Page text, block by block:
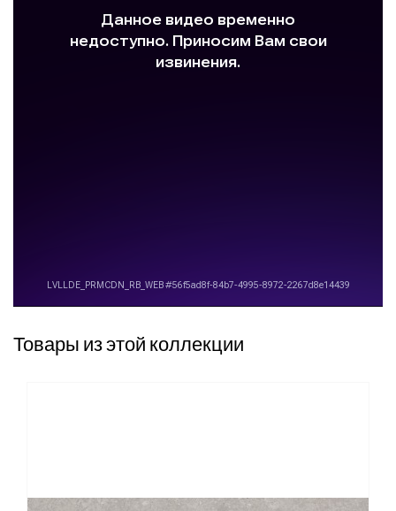
Товары из этой коллекции